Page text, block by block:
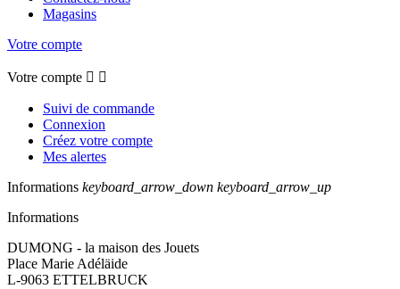
Magasins
Votre compte
Votre compte  
Suivi de commande
Connexion
Créez votre compte
Mes alertes
Informations keyboard_arrow_down keyboard_arrow_up
Informations
DUMONG - la maison des Jouets
Place Marie Adéläide
L-9063 ETTELBRUCK